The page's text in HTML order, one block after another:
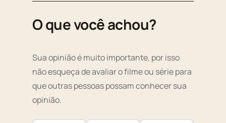
O que você achou?
Sua opinião é muito importante, por isso
não esqueça de avaliar o filme ou série para
que outras pessoas possam conhecer sua
opinião.